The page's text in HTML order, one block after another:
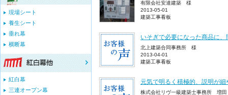
有限会社安達建築 様
2013-05-01
建築工事看板
いそぎで必要になった商品に
北上建築合同事務所 様
2013-04-01
建築工事看板
元気で明るく積極的、説明が
株式会社リヴ一級建築士事務所 増田
現場シート
養生シート
垂れ幕
横断幕
紅白幕
三連オープン幕